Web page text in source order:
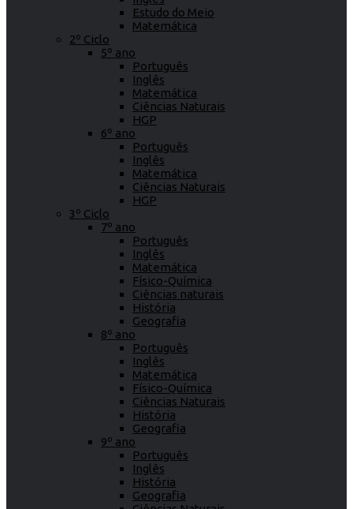
Estudo do Meio
Matemática
2º Ciclo
5º ano
Português
Inglês
Matemática
Ciências Naturais
HGP
6º ano
Português
Inglês
Matemática
Ciências Naturais
HGP
3º Ciclo
7º ano
Português
Inglês
Matemática
Físico-Química
Ciências naturais
História
Geografia
8º ano
Português
Inglês
Matemática
Físico-Química
Ciências Naturais
História
Geografia
9º ano
Português
Inglês
História
Geografia